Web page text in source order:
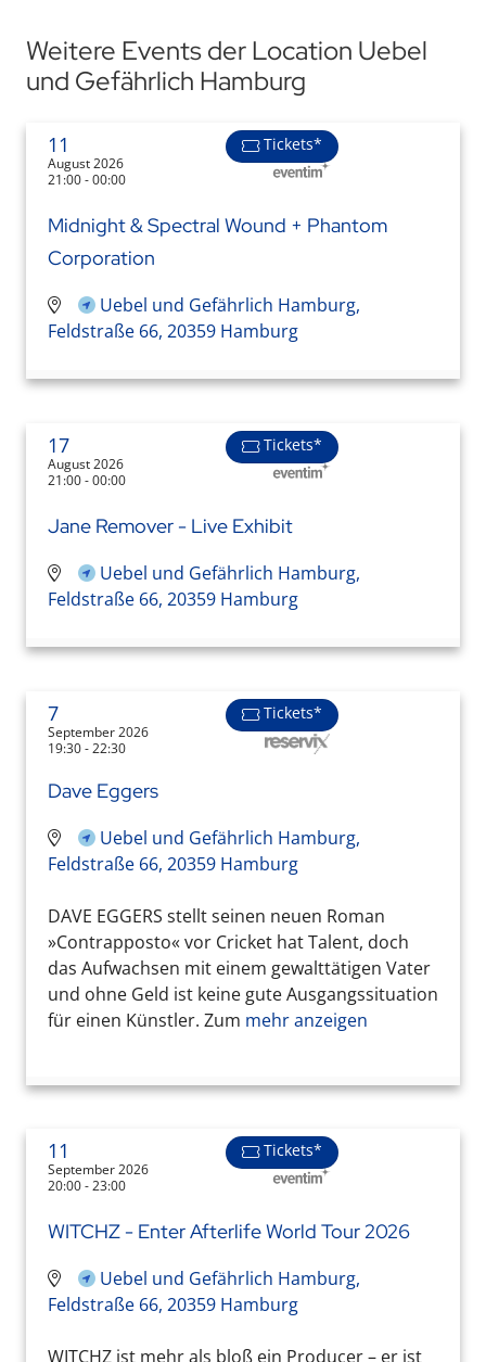
Weitere Events der Location Uebel
und Gefährlich Hamburg
11
August 2026
21:00 - 00:00
Tickets*
Midnight & Spectral Wound + Phantom
Corporation
Uebel und Gefährlich Hamburg,
Feldstraße 66, 20359 Hamburg
17
August 2026
21:00 - 00:00
Tickets*
Jane Remover - Live Exhibit
Uebel und Gefährlich Hamburg,
Feldstraße 66, 20359 Hamburg
7
September 2026
19:30 - 22:30
Tickets*
Dave Eggers
Uebel und Gefährlich Hamburg,
Feldstraße 66, 20359 Hamburg
DAVE EGGERS stellt seinen neuen Roman
»Contrapposto« vor Cricket hat Talent, doch
das Aufwachsen mit einem gewalttätigen Vater
und ohne Geld ist keine gute Ausgangssituation
für einen Künstler. Zum mehr anzeigen
11
September 2026
20:00 - 23:00
Tickets*
WITCHZ - Enter Afterlife World Tour 2026
Uebel und Gefährlich Hamburg,
Feldstraße 66, 20359 Hamburg
WITCHZ ist mehr als bloß ein Producer – er ist